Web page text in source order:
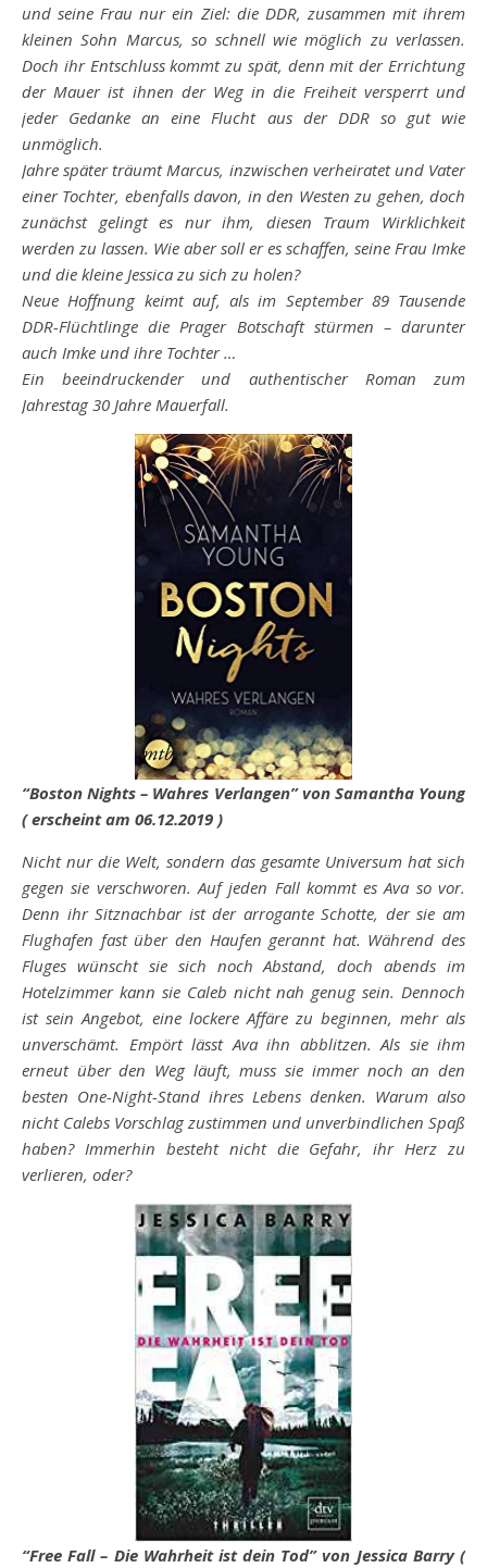
und seine Frau nur ein Ziel: die DDR, zusammen mit ihrem
kleinen Sohn Marcus, so schnell wie möglich zu verlassen.
Doch ihr Entschluss kommt zu spät, denn mit der Errichtung
der Mauer ist ihnen der Weg in die Freiheit versperrt und
jeder Gedanke an eine Flucht aus der DDR so gut wie
unmöglich.
Jahre später träumt Marcus, inzwischen verheiratet und Vater
einer Tochter, ebenfalls davon, in den Westen zu gehen, doch
zunächst gelingt es nur ihm, diesen Traum Wirklichkeit
werden zu lassen. Wie aber soll er es schaffen, seine Frau Imke
und die kleine Jessica zu sich zu holen?
Neue Hoffnung keimt auf, als im September 89 Tausende
DDR-Flüchtlinge die Prager Botschaft stürmen – darunter
auch Imke und ihre Tochter …
Ein beeindruckender und authentischer Roman zum
Jahrestag 30 Jahre Mauerfall.
“Boston Nights – Wahres Verlangen” von Samantha Young
( erscheint am 06.12.2019 )
Nicht nur die Welt, sondern das gesamte Universum hat sich
gegen sie verschworen. Auf jeden Fall kommt es Ava so vor.
Denn ihr Sitznachbar ist der arrogante Schotte, der sie am
Flughafen fast über den Haufen gerannt hat. Während des
Fluges wünscht sie sich noch Abstand, doch abends im
Hotelzimmer kann sie Caleb nicht nah genug sein. Dennoch
ist sein Angebot, eine lockere Affäre zu beginnen, mehr als
unverschämt. Empört lässt Ava ihn abblitzen. Als sie ihm
erneut über den Weg läuft, muss sie immer noch an den
besten One-Night-Stand ihres Lebens denken. Warum also
nicht Calebs Vorschlag zustimmen und unverbindlichen Spaß
haben? Immerhin besteht nicht die Gefahr, ihr Herz zu
verlieren, oder?
“Free Fall – Die Wahrheit ist dein Tod” von Jessica Barry (